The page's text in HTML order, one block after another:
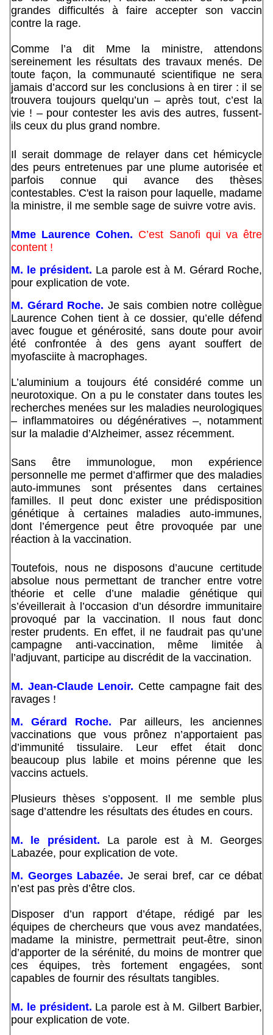
grandes difficultés à faire accepter son vaccin
contre la rage.
Comme l’a dit Mme la ministre, attendons
sereinement les résultats des travaux menés. De
toute façon, la communauté scientifique ne sera
jamais d’accord sur les conclusions à en tirer : il se
trouvera toujours quelqu’un – après tout, c’est la
vie ! – pour contester les avis des autres, fussent-
ils ceux du plus grand nombre.
Il serait dommage de relayer dans cet hémicycle
des peurs entretenues par une plume autorisée et
parfois connue qui avance des thèses
contestables. C'est la raison pour laquelle, madame
la ministre, il me semble sage de suivre votre avis.
Mme Laurence Cohen. C’est Sanofi qui va être
content !
M. le président. La parole est à M. Gérard Roche,
pour explication de vote.
M. Gérard Roche. Je sais combien notre collègue
Laurence Cohen tient à ce dossier, qu’elle défend
avec fougue et générosité, sans doute pour avoir
été confrontée à des gens ayant souffert de
myofasciite à macrophages.
L’aluminium a toujours été considéré comme un
neurotoxique. On a pu le constater dans toutes les
recherches menées sur les maladies neurologiques
– inflammatoires ou dégénératives –, notamment
sur la maladie d’Alzheimer, assez récemment.
Sans être immunologue, mon expérience
personnelle me permet d’affirmer que des maladies
auto-immunes sont présentes dans certaines
familles. Il peut donc exister une prédisposition
génétique à certaines maladies auto-immunes,
dont l’émergence peut être provoquée par une
réaction à la vaccination.
Toutefois, nous ne disposons d’aucune certitude
absolue nous permettant de trancher entre votre
théorie et celle d’une maladie génétique qui
s’éveillerait à l’occasion d’un désordre immunitaire
provoqué par la vaccination. Il nous faut donc
rester prudents. En effet, il ne faudrait pas qu’une
campagne anti-vaccination, même limitée à
l’adjuvant, participe au discrédit de la vaccination.
M. Jean-Claude Lenoir. Cette campagne fait des
ravages !
M. Gérard Roche. Par ailleurs, les anciennes
vaccinations que vous prônez n’apportaient pas
d’immunité tissulaire. Leur effet était donc
beaucoup plus labile et moins pérenne que les
vaccins actuels.
Plusieurs thèses s’opposent. Il me semble plus
sage d’attendre les résultats des études en cours.
M. le président. La parole est à M. Georges
Labazée, pour explication de vote.
M. Georges Labazée. Je serai bref, car ce débat
n’est pas près d’être clos.
Disposer d’un rapport d’étape, rédigé par les
équipes de chercheurs que vous avez mandatées,
madame la ministre, permettrait peut-être, sinon
d’apporter de la sérénité, du moins de montrer que
ces équipes, très fortement engagées, sont
capables de fournir des résultats tangibles.
M. le président. La parole est à M. Gilbert Barbier,
pour explication de vote.